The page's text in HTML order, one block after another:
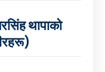
थापाको